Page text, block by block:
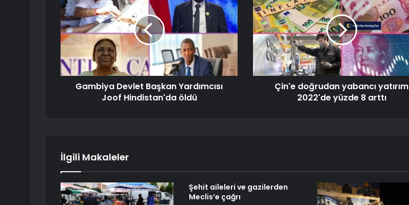
Gambiya Devlet Başkan Yardımcısı
Joof Hindistan'da öldü
Çin'e doğrudan yabancı yatırım
2022'de yüzde 8 arttı
İlgili Makaleler
Şehit aileleri ve gazilerden
Meclis’e çağrı